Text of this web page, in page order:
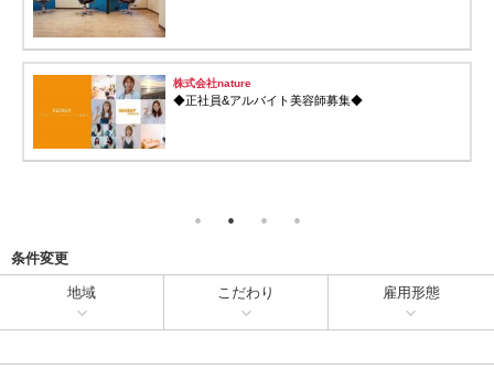
株式会社nature
◆正社員&アルバイト美容師募集◆
条件変更
地域 こだわり 雇用形態